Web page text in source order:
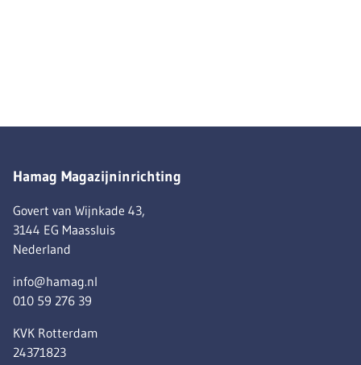
Hamag Magazijninrichting
Govert van Wijnkade 43,
3144 EG Maassluis
Nederland
info@hamag.nl
010 59 276 39
KVK Rotterdam
24371823